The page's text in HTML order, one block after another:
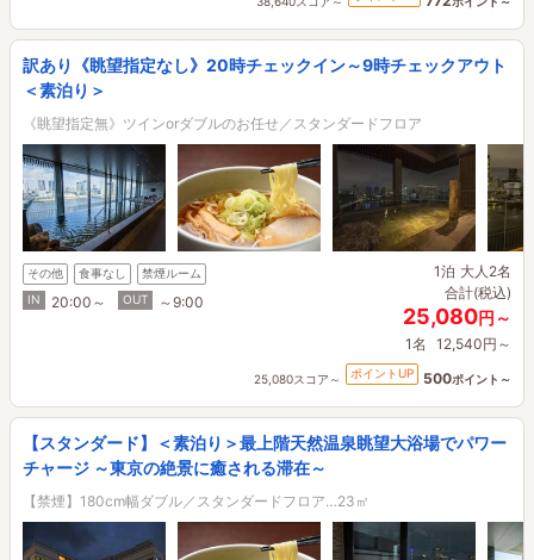
訳あり《眺望指定なし》20時チェックイン～9時チェックアウト
＜素泊り＞
《眺望指定無》ツインorダブルのお任せ／スタンダードフロア
その他 食事なし
禁煙ルーム
IN
20:00～ OUT ～9:00
1泊 大人2名
合計(税込)
25,080円～
1名 12,540円～
25,080スコア～ ポイントUP 500ポイント～
【スタンダード】＜素泊り＞最上階天然温泉眺望大浴場でパワー
チャージ ～東京の絶景に癒される滞在～
【禁煙】180cm幅ダブル／スタンダードフロア…23㎡